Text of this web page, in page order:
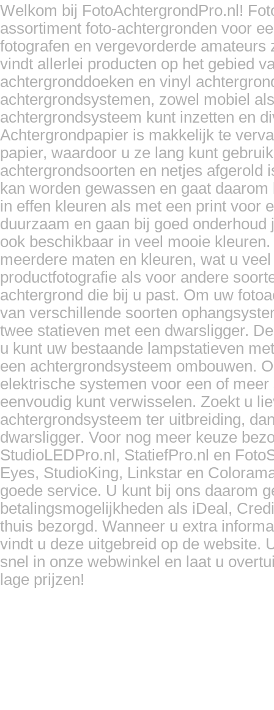
Welkom bij FotoAchtergrondPro.nl!
assortiment foto-achtergronden voor
fotografen en vergevorderde
vindt allerlei producten op het gebied
achtergronddoeken en vinyl
achtergrondsystemen, zowel mobiel
achtergrondsysteem kunt inzetten en
Achtergrondpapier is makkelijk te
papier, waardoor u ze lang kunt
achtergrondsoorten en netjes afgerold
kan worden gewassen en gaat
in effen kleuren als met een print voor
duurzaam en gaan bij goed
ook beschikbaar in veel mooie
meerdere maten en kleuren, wat u
productfotografie als voor andere
achtergrond die bij u past. Om uw
van verschillende soorten
twee statieven met een dwarsligger.
u kunt uw bestaande lampstatieven
een achtergrondsysteem ombouwen.
elektrische systemen voor een of
eenvoudig kunt verwisselen. Zoekt u
achtergrondsysteem ter uitbreiding,
dwarsligger. Voor nog meer keuze
StudioLEDPro.nl, StatiefPro.nl en
Eyes, StudioKing, Linkstar en
goede service. U kunt bij ons daarom
betalingsmogelijkheden als iDeal,
thuis bezorgd. Wanneer u extra
vindt u deze uitgebreid op de website.
snel in onze webwinkel en laat u
lage prijzen!